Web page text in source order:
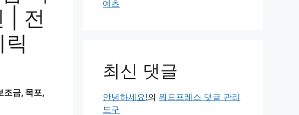
| 전
조금, 목포,
예츠
최신 댓글
안녕하세요!의 워드프레스 댓글 관리
도구